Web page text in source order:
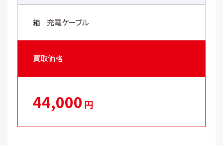
箱 充電ケーブル
買取価格
44,000 円